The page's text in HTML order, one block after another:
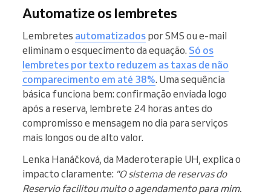
Automatize os lembretes
Lembretes automatizados por SMS ou e-mail
eliminam o esquecimento da equação. Só os
lembretes por texto reduzem as taxas de não
comparecimento em até 38%. Uma sequência
básica funciona bem: confirmação enviada logo
após a reserva, lembrete 24 horas antes do
compromisso e mensagem no dia para serviços
mais longos ou de alto valor.
Lenka Hanáčková, da Maderoterapie UH, explica o
impacto claramente: "O sistema de reservas do
Reservio facilitou muito o agendamento para mim.